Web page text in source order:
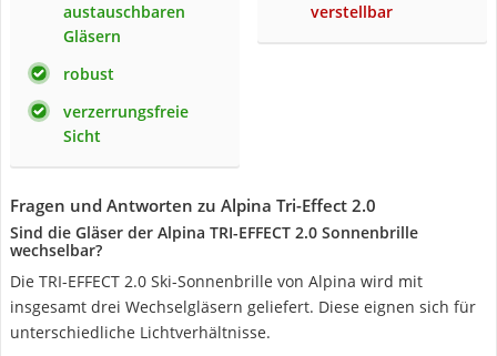
austauschbaren
Gläsern
robust
verzerrungsfreie
Sicht
verstellbar
Fragen und Antworten zu Alpina Tri-Effect 2.0
Sind die Gläser der Alpina TRI-EFFECT 2.0 Sonnenbrille
wechselbar?
Die TRI-EFFECT 2.0 Ski-Sonnenbrille von Alpina wird mit
insgesamt drei Wechselgläsern geliefert. Diese eignen sich für
unterschiedliche Lichtverhältnisse.